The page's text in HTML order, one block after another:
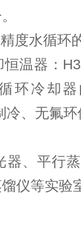
度水循环
温器：
环冷却
冷、无氟
器、平行
仪等实验